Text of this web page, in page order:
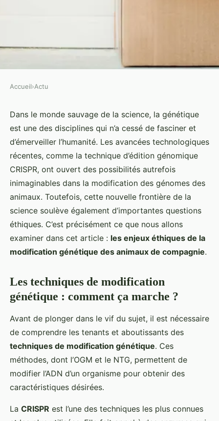
Quels sont les enjeux éthiques de
la modification génétique des
animaux de compagnie?
Lorenzo• 4 avril 2024•7 min de lecture
Accueil›Actu
Dans le monde sauvage de la science, la génétique
est une des disciplines qui n’a cessé de fasciner et
d’émerveiller l’humanité. Les avancées technologiques
récentes, comme la technique d’édition génomique
CRISPR, ont ouvert des possibilités autrefois
inimaginables dans la modification des génomes des
animaux. Toutefois, cette nouvelle frontière de la
science soulève également d’importantes questions
éthiques. C’est précisément ce que nous allons
examiner dans cet article : les enjeux éthiques de la
modification génétique des animaux de compagnie.
Les techniques de modification
génétique : comment ça marche ?
Avant de plonger dans le vif du sujet, il est nécessaire
de comprendre les tenants et aboutissants des
techniques de modification génétique. Ces
méthodes, dont l’OGM et le NTG, permettent de
modifier l’ADN d’un organisme pour obtenir des
caractéristiques désirées.
La CRISPR est l’une des techniques les plus connues